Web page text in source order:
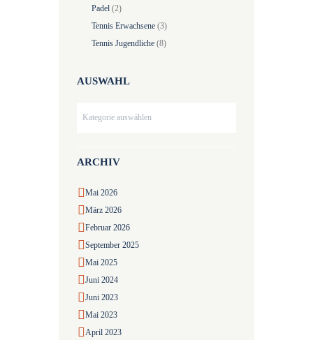
Padel(2)
Tennis Erwachsene(3)
Tennis Jugendliche(8)
AUSWAHL
ARCHIV
Mai2026
März2026
Februar2026
September2025
Mai2025
Juni2024
Juni2023
Mai2023
April2023